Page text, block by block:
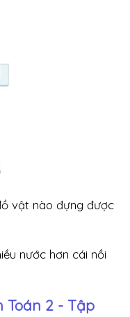
vật nào đựng được
nước hơn cái nồi
Toán 2 - Tập